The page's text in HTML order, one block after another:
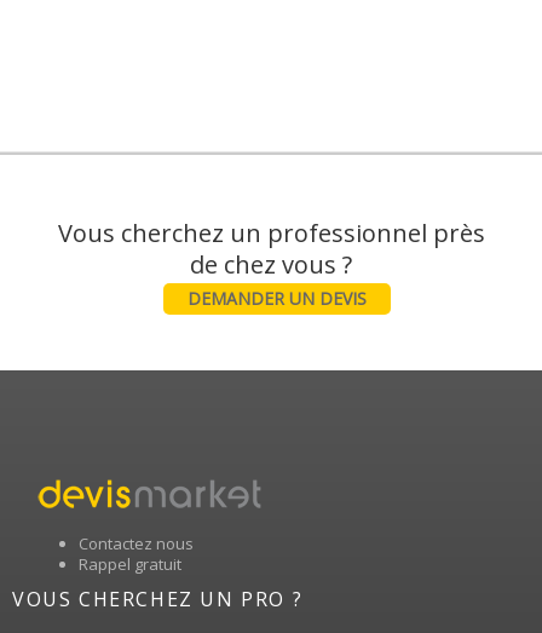
Vous cherchez un professionnel près
DEMANDER UN DEVIS
Contactez nous
Rappel gratuit
VOUS CHERCHEZ UN PRO ?